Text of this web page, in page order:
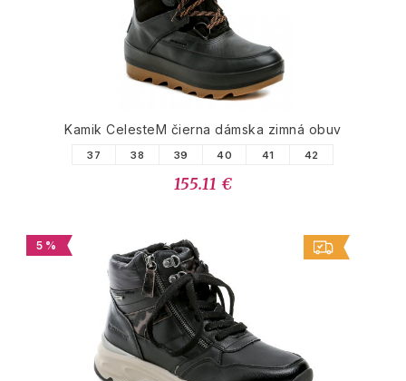
Kamik CelesteM čierna dámska zimná obuv
37 38 39 40 41 42
155.11 €
5 %